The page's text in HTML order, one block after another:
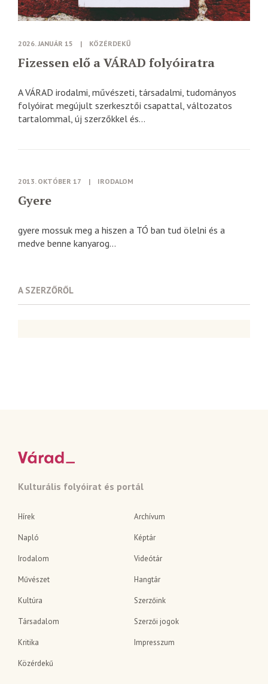
2026. JANUÁR 15 | KÖZÉRDEKŰ
Fizessen elő a VÁRAD folyóiratra
A VÁRAD irodalmi, művészeti, társadalmi, tudományos
folyóirat megújult szerkesztői csapattal, változatos
tartalommal, új szerzőkkel és...
2013. OKTÓBER 17 | IRODALOM
Gyere
gyere mossuk meg a hiszen a TÓ ban tud ölelni és a
medve benne kanyarog...
A SZERZŐRŐL
Kulturális folyóirat és portál
Hírek
Napló
Irodalom
Művészet
Kultúra
Társadalom
Kritika
Közérdekű
Archívum
Képtár
Videótár
Hangtár
Szerzőink
Szerzői jogok
Impresszum